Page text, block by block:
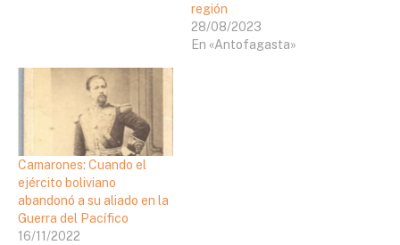
región
28/08/2023
En «Antofagasta»
Camarones: Cuando el
ejército boliviano
abandonó a su aliado en la
Guerra del Pacífico
16/11/2022